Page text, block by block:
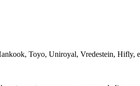
Toyo, Uniroyal, Vredestein, Hifly,